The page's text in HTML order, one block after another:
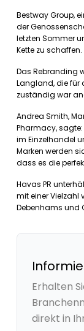
Bestway Group,
der
letzten Sommer
Kette zu schaffen.
Das Rebranding
Langland, die für
zuständig war
Andrea Smith,
Pharmacy, sagte:
im Einzelhandel
Marken werden
dass es die
Havas PR
mit einer Vielzahl
Debenhams und
Erhalten
direkt in